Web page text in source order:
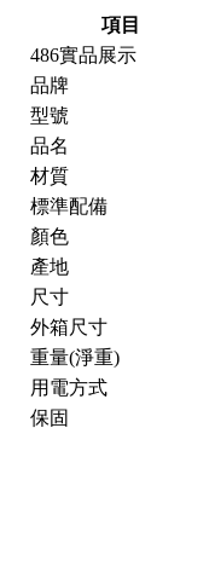
項目
486實品展示
品牌
型號
品名
材質
標準配備
顏色
產地
尺寸
外箱尺寸
重量(淨重)
用電方式
保固